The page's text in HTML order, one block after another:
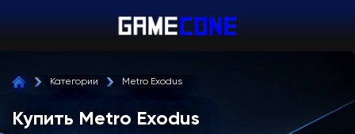
Категории Metro Exodus
Купить Metro Exodus